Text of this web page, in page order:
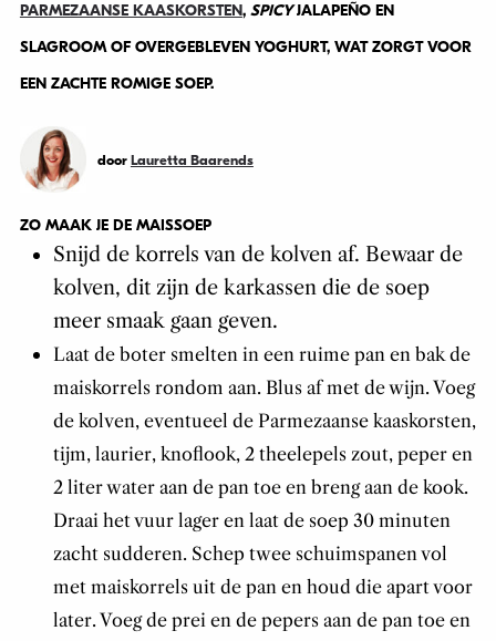
PARMEZAANSE KAASKORSTEN, SPICYJALAPEÑO EN
SLAGROOM OF OVERGEBLEVEN YOGHURT, WAT ZORGT VOOR
EEN ZACHTE ROMIGE SOEP.
door Lauretta Baarends
ZO MAAK JE DE MAISSOEP
Snijd de korrels van de kolven af. Bewaar de
kolven, dit zijn de karkassen die de soep
meer smaak gaan geven.
Laat de boter smelten in een ruime pan en bak de
maiskorrels rondom aan. Blus af met de wijn. Voeg
de kolven, eventueel de Parmezaanse kaaskorsten,
tijm, laurier, knoflook, 2 theelepels zout, peper en
2 liter water aan de pan toe en breng aan de kook.
Draai het vuur lager en laat de soep 30 minuten
zacht sudderen. Schep twee schuimspanen vol
met maiskorrels uit de pan en houd die apart voor
later. Voeg de prei en de pepers aan de pan toe en